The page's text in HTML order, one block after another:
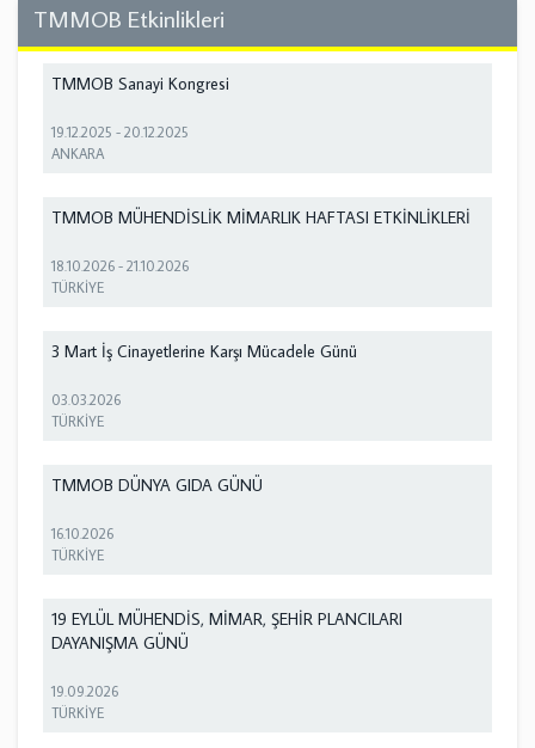
TMMOB Etkinlikleri
TMMOB Sanayi Kongresi
19.12.2025 -20.12.2025
ANKARA
TMMOB MÜHENDİSLİK MİMARLIK HAFTASI ETKİNLİKLERİ
18.10.2026 -21.10.2026
TÜRKİYE
3 Mart İş Cinayetlerine Karşı Mücadele Günü
03.03.2026
TÜRKİYE
TMMOB DÜNYA GIDA GÜNÜ
16.10.2026
TÜRKİYE
19 EYLÜL MÜHENDİS, MİMAR, ŞEHİR PLANCILARI
DAYANIŞMA GÜNÜ
19.09.2026
TÜRKİYE